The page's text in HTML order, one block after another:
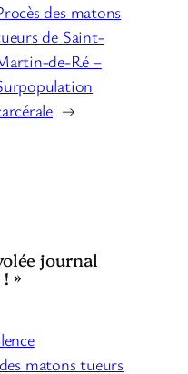
des matons
de Saint-
de-Ré –
→
journal
»
matons tueurs